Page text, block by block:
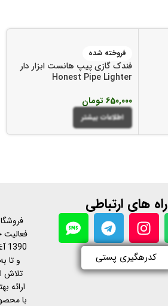
فروخته شده
فندک گازی پیپ هانست ابزار دار
Honest Pipe Lighter
650,000 تومان
اطلاعات بیشتر
راه های ارتباطی
کدرهگیری پستی
فعالیت
و تا
تلاش
ارائه
با